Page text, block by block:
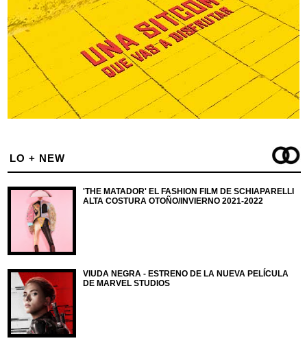
LO + NEW
'THE MATADOR' EL FASHION FILM DE SCHIAPARELLI
ALTA COSTURA OTOÑO/INVIERNO 2021-2022
VIUDA NEGRA - ESTRENO DE LA NUEVA PELÍCULA
DE MARVEL STUDIOS